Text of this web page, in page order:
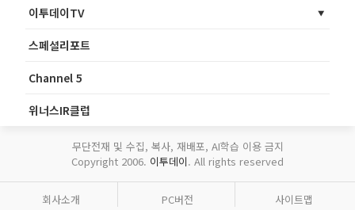
이투데이TV
스페셜리포트
Channel 5
위너스IR클럽
무단전재 및 수집, 복사, 재배포, AI학습 이용 금지
Copyright 2006. 이투데이. All rights reserved
회사소개 PC버전 사이트맵